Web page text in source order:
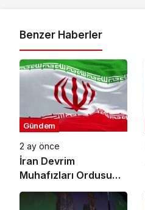
Benzer Haberler
Gündem
2 ay önce
İran Devrim
Muhafızları Ordusu
ABD’nin Ürdün’deki
Askeri Üssünü Vurdu